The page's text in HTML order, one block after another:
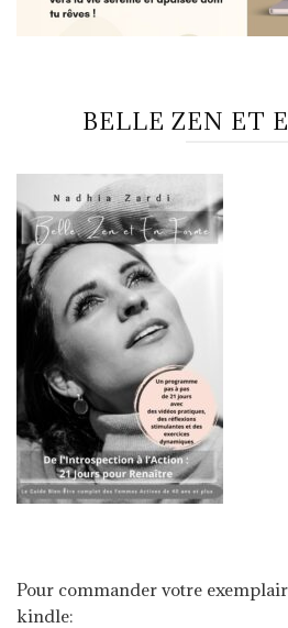
BELLE ZEN ET
Pour commander votre
kindle: